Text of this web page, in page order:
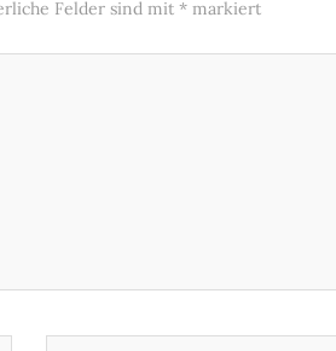
Felder sind mit * markiert